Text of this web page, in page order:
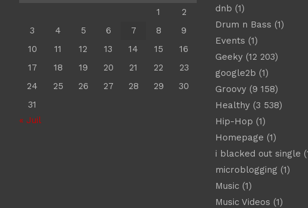
1
2
3
4 5 6 7 8
9
10
11 12 13 14 15
16
17
18 19 20 21 22
23
24
25 26 27 28 29
30
31
« Juil
dnb (1)
Drum n Bass (1)
Events (1)
Geeky(12 203)
google2b (1)
Groovy(9 158)
Healthy(3 538)
Hip-Hop (1)
Homepage (1)
i blacked out single
microblogging (1)
Music(1)
Music Videos (1)